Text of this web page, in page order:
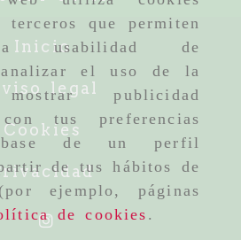
que permiten
usabilidad de
analizar el uso de la
publicidad
con tus preferencias
de un perfil
de tus hábitos de
ejemplo, páginas
de cookies .
Inicio
legal
Cookies